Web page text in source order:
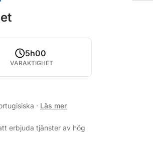
5h00
VARAKTIGHET
· Läs mer
erbjuda tjänster av hög